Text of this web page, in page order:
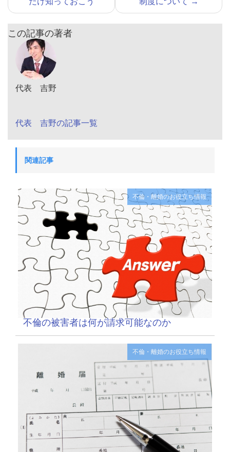
この記事の著者
代表 吉野
代表 吉野の記事一覧
関連記事
不倫・離婚のお役立ち情報
不倫の被害者は何が請求可能なのか
不倫・離婚のお役立ち情報